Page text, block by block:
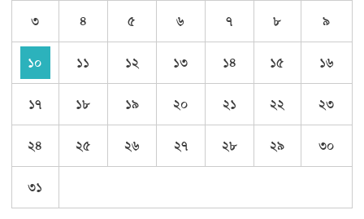
৩ ৪ ৫ ৬ ৭ ৮ ৯
১০ ১১ ১২ ১৩ ১৪ ১৫ ১৬
১৭ ১৮ ১৯ ২০ ২১ ২২ ২৩
২৪ ২৫ ২৬ ২৭ ২৮ ২৯ ৩০
৩১